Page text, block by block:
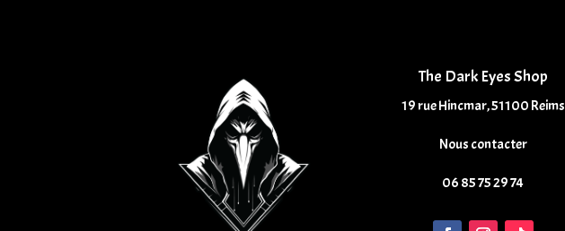
The Dark Eyes Shop
19 rue Hincmar, 51100 Reims
Nous contacter
06 85 75 29 74